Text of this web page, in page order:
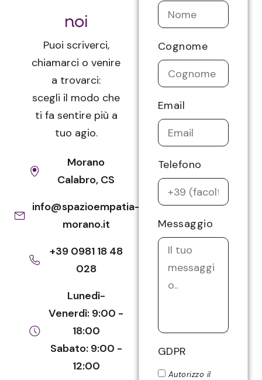
noi
Puoi scriverci,
chiamarci o venire
a trovarci:
scegli il modo che
ti fa sentire più a
tuo agio.
Morano
Calabro, CS
info@spazioempatia-
morano.it
+39 0981 18 48
028
Lunedì-
Venerdì: 9:00 -
18:00
Sabato: 9:00 -
12:00
Cognome
Email
Telefono
Messaggio
GDPR
Autorizzo il